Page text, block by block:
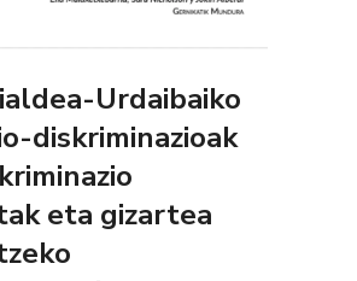
Urdaibaiko
diskriminazioak
eta gizartea